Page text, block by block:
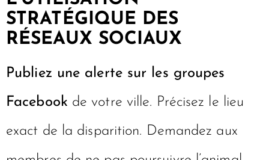
STRATÉGIQUE DES
RÉSEAUX SOCIAUX
Publiez une alerte sur les groupes
Facebook de votre ville. Précisez le lieu
exact de la disparition. Demandez aux